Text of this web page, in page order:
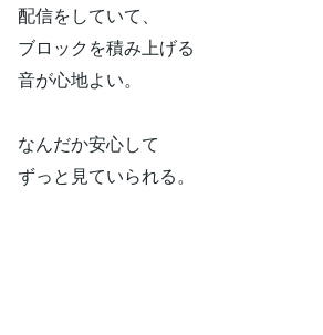
配信をしていて、
ブロックを積み上げる
音が心地よい。
なんだか安心して
ずっと見ていられる。